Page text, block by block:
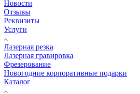
Новости
Отзывы
Реквизиты
Услуги
Лазерная резка
Лазерная гравировка
Фрезерование
Новогодние корпоративные подарки
Каталог